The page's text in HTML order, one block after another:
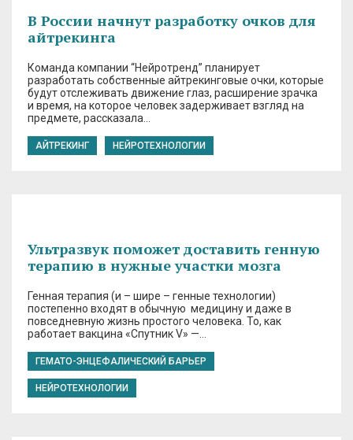
В России начнут разработку очков для
айтрекинга
Команда компании “Нейротренд” планирует
разработать собственные айтрекинговые очки, которые
будут отслеживать движение глаз, расширение зрачка
и время, на которое человек задерживает взгляд на
предмете, рассказала…
АЙТРЕКИНГ НЕЙРОТЕХНОЛОГИИ
Ультразвук поможет доставить генную
терапию в нужные участки мозга
Генная терапия (и – шире – генные технологии)
постепенно входят в обычную медицину и даже в
повседневную жизнь простого человека. То, как
работает вакцина «Спутник V» —…
ГЕМАТО-ЭНЦЕФАЛИЧЕСКИЙ БАРЬЕР
НЕЙРОТЕХНОЛОГИИ